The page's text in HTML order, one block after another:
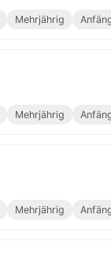
Mehrjährig
Mehrjährig
Mehrjährig